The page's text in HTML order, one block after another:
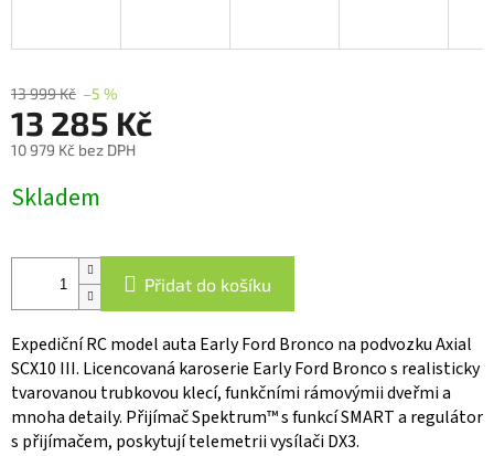
13 999 Kč –5 %
13 285 Kč
10 979 Kč bez DPH
cena:
Skladem
Přidat do košíku
Expediční RC model auta Early Ford Bronco na podvozku Axial
SCX10 III. Licencovaná karoserie Early Ford Bronco s realisticky
tvarovanou trubkovou klecí, funkčními rámovýmii dveřmi a
mnoha detaily. Přijímač Spektrum™ s funkcí SMART a regulátor
s přijímačem, poskytují telemetrii vysílači DX3.